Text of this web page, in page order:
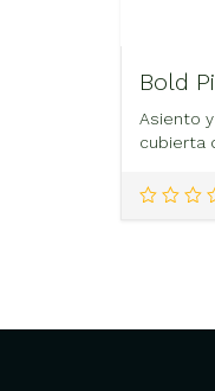
Bold
Asiento
cubierta